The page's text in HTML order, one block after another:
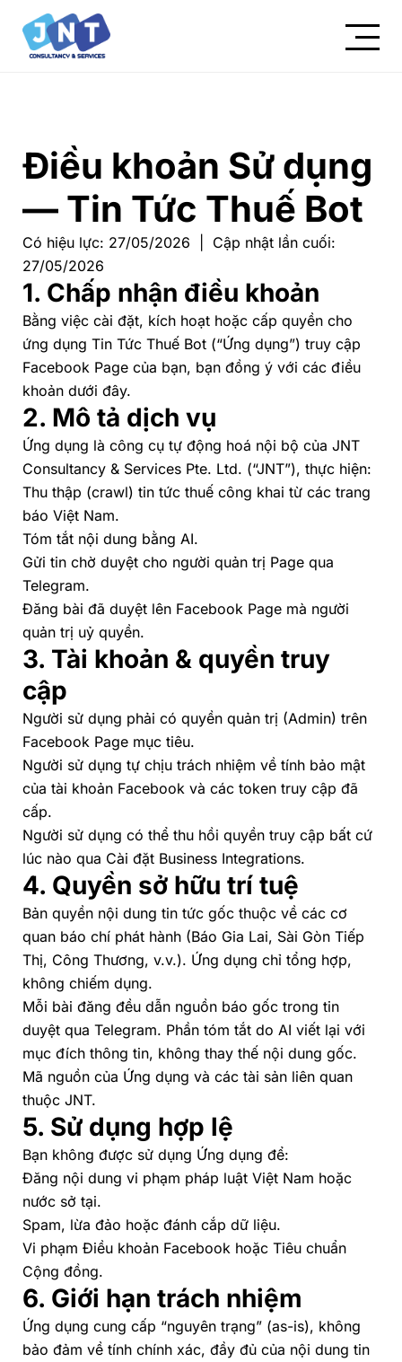
Điều khoản Sử dụng
— Tin Tức Thuế Bot
Có hiệu lực: 27/05/2026 | Cập nhật lần cuối:
27/05/2026
1. Chấp nhận điều khoản
Bằng việc cài đặt, kích hoạt hoặc cấp quyền cho
ứng dụng Tin Tức Thuế Bot (“Ứng dụng”) truy cập
Facebook Page của bạn, bạn đồng ý với các điều
khoản dưới đây.
2. Mô tả dịch vụ
Ứng dụng là công cụ tự động hoá nội bộ của JNT
Consultancy & Services Pte. Ltd. (“JNT”), thực hiện:
Thu thập (crawl) tin tức thuế công khai từ các trang
báo Việt Nam.
Tóm tắt nội dung bằng AI.
Gửi tin chờ duyệt cho người quản trị Page qua
Telegram.
Đăng bài đã duyệt lên Facebook Page mà người
quản trị uỷ quyền.
3. Tài khoản & quyền truy
cập
Người sử dụng phải có quyền quản trị (Admin) trên
Facebook Page mục tiêu.
Người sử dụng tự chịu trách nhiệm về tính bảo mật
của tài khoản Facebook và các token truy cập đã
cấp.
Người sử dụng có thể thu hồi quyền truy cập bất cứ
lúc nào qua Cài đặt Business Integrations.
4. Quyền sở hữu trí tuệ
Bản quyền nội dung tin tức gốc thuộc về các cơ
quan báo chí phát hành (Báo Gia Lai, Sài Gòn Tiếp
Thị, Công Thương, v.v.). Ứng dụng chỉ tổng hợp,
không chiếm dụng.
Mỗi bài đăng đều dẫn nguồn báo gốc trong tin
duyệt qua Telegram. Phần tóm tắt do AI viết lại với
mục đích thông tin, không thay thế nội dung gốc.
Mã nguồn của Ứng dụng và các tài sản liên quan
thuộc JNT.
5. Sử dụng hợp lệ
Bạn không được sử dụng Ứng dụng để:
Đăng nội dung vi phạm pháp luật Việt Nam hoặc
nước sở tại.
Spam, lừa đảo hoặc đánh cắp dữ liệu.
Vi phạm Điều khoản Facebook hoặc Tiêu chuẩn
Cộng đồng.
6. Giới hạn trách nhiệm
Ứng dụng cung cấp “nguyên trạng” (as-is), không
bảo đảm về tính chính xác, đầy đủ của nội dung tin